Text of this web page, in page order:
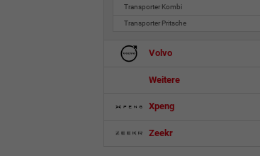
Transporter Kombi
Transporter Pritsche
Volvo
Weitere
Xpeng
Zeekr